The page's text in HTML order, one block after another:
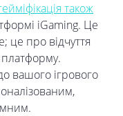
також
iGaming. Це
це про відчуття
платформу.
вашого ігрового